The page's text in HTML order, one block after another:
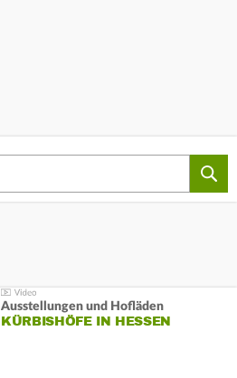
Ausstellungen und Hofläden
KÜRBISHÖFE IN HESSEN